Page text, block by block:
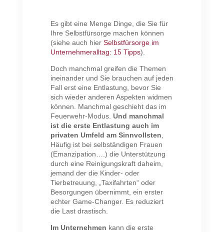
Es gibt eine Menge Dinge, die Sie für
Ihre Selbstfürsorge machen können
(siehe auch hier Selbstfürsorge im
Unternehmeralltag: 15 Tipps).
Doch manchmal greifen die Themen
ineinander und Sie brauchen auf jeden
Fall erst eine Entlastung, bevor Sie
sich wieder anderen Aspekten widmen
können. Manchmal geschieht das im
Feuerwehr-Modus. Und manchmal
ist die erste Entlastung auch im
privaten Umfeld am Sinnvollsten
Häufig ist bei selbständigen Frauen
(Emanzipation….) die Unterstützung
durch eine Reinigungskraft daheim,
jemand der die Kinder- oder
Tierbetreuung, „Taxifahrten“ oder
Besorgungen übernimmt, ein erster
echter Game-Changer. Es reduziert
die Last drastisch.
Im Unternehmen kann die erste